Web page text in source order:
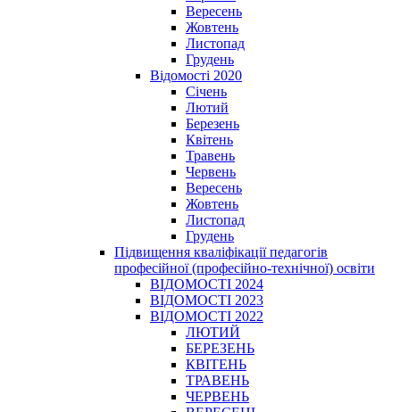
Вересень
Жовтень
Листопад
Грудень
Відомості 2020
Січень
Лютий
Березень
Квітень
Травень
Червень
Вересень
Жовтень
Листопад
Грудень
Підвищення кваліфікації педагогів
професійної (професійно-технічної) освіти
ВІДОМОСТІ 2024
ВІДОМОСТІ 2023
ВІДОМОСТІ 2022
ЛЮТИЙ
БЕРЕЗЕНЬ
КВІТЕНЬ
ТРАВЕНЬ
ЧЕРВЕНЬ